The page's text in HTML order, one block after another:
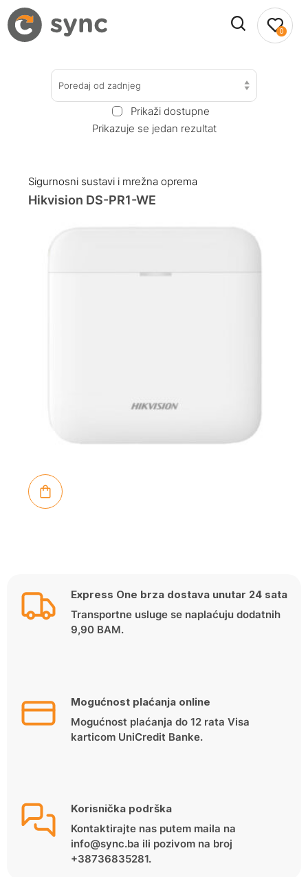
0
Poredaj od zadnjeg
Prikaži dostupne
Prikazuje se jedan rezultat
Sigurnosni sustavi i mrežna oprema
Hikvision DS-PR1-WE
Express One brza dostava unutar 24 sata
Transportne usluge se naplaćuju dodatnih
9,90 BAM.
Mogućnost plaćanja online
Mogućnost plaćanja do 12 rata Visa
karticom UniCredit Banke.
Korisnička podrška
Kontaktirajte nas putem maila na
info@sync.ba ili pozivom na broj
+38736835281.